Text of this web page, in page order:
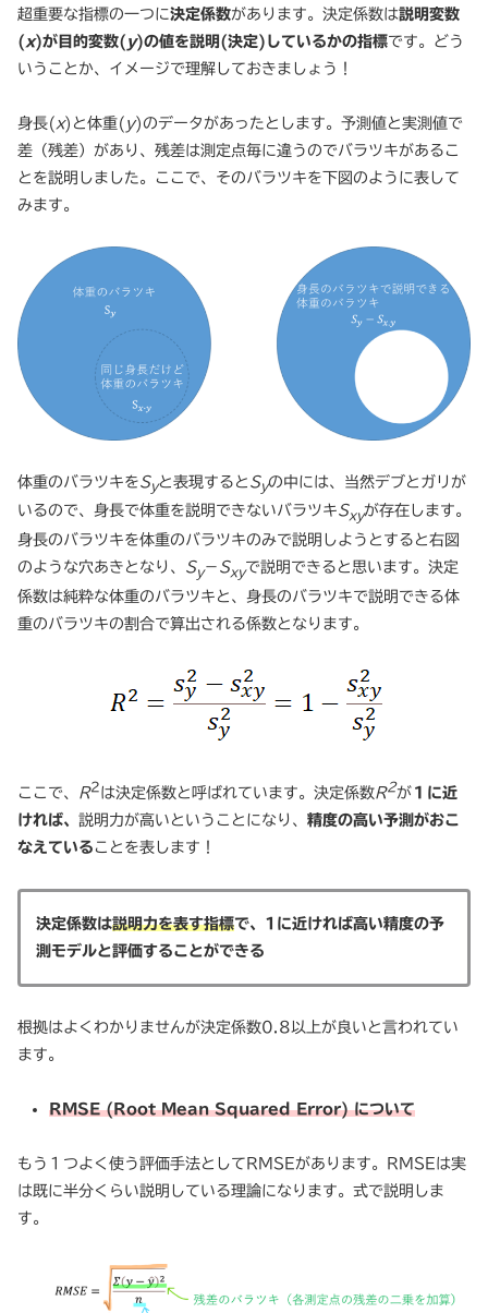
超重要な指標の一つに決定係数があります。決定係数は説明変数
( x)が目的変数( y)の値を説明(決定)しているかの指標です。どう
いうことか、イメージで理解しておきましょう！
身長( x)と体重( y)のデータがあったとします。予測値と実測値で
差（残差）があり、残差は測定点毎に違うのでバラツキがあるこ
とを説明しました。ここで、そのバラツキを下図のように表して
みます。
体重のバラツキを Syと表現すると Syの中には、当然デブとガリが
いるので、身長で体重を説明できないバラツキSxyが存在します。
身長のバラツキを体重のバラツキのみで説明しようとすると右図
のような穴あきとなり、 Sy－ Sxyで説明できると思います。決定
係数は純粋な体重のバラツキと、身長のバラツキで説明できる体
重のバラツキの割合で算出される係数となります。
ここで、 R2は決定係数と呼ばれています。決定係数R2が １に近
ければ、 説明力が高いということになり、 精度の高い予測がおこ
なえていることを表します！
決定係数は説明力を表す指標で、1に近ければ高い精度の予
測モデルと評価することができる
根拠はよくわかりませんが決定係数0.8以上が良いと言われてい
ます。
RMSE (Root Mean Squared Error) について
もう１つよく使う評価手法としてRMSEがあります。RMSEは実
は既に半分くらい説明している理論になります。式で説明しま
す。